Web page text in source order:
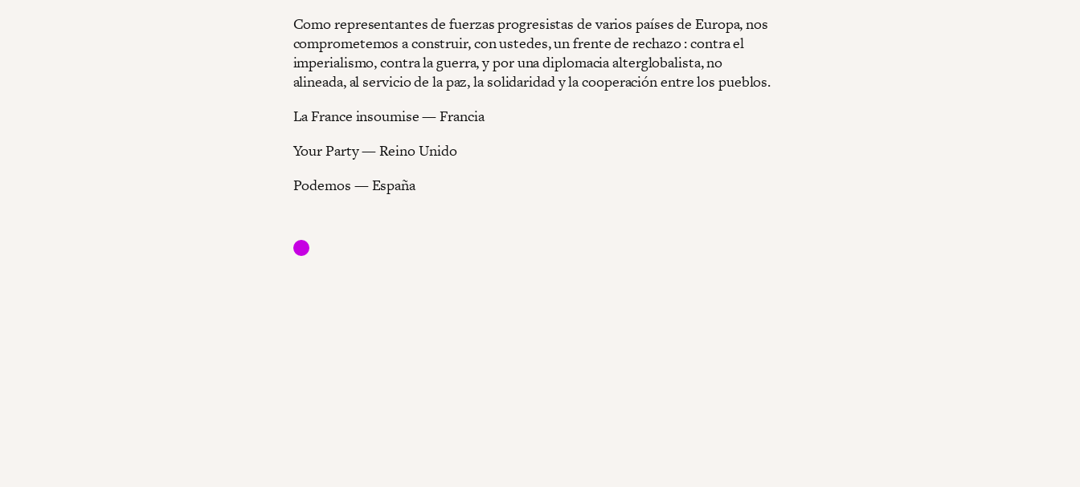
Como representantes de fuerzas progresistas de varios países de Europa, nos
comprometemos a construir, con ustedes, un frente de rechazo : contra el
imperialismo, contra la guerra, y por una diplomacia alterglobalista, no
alineada, al servicio de la paz, la solidaridad y la cooperación entre los pueblos.
La France insoumise — Francia
Your Party — Reino Unido
Podemos — España